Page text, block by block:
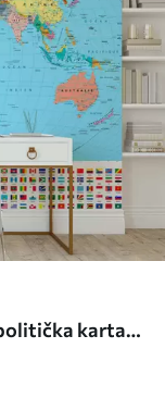
karta
br. c00004fr